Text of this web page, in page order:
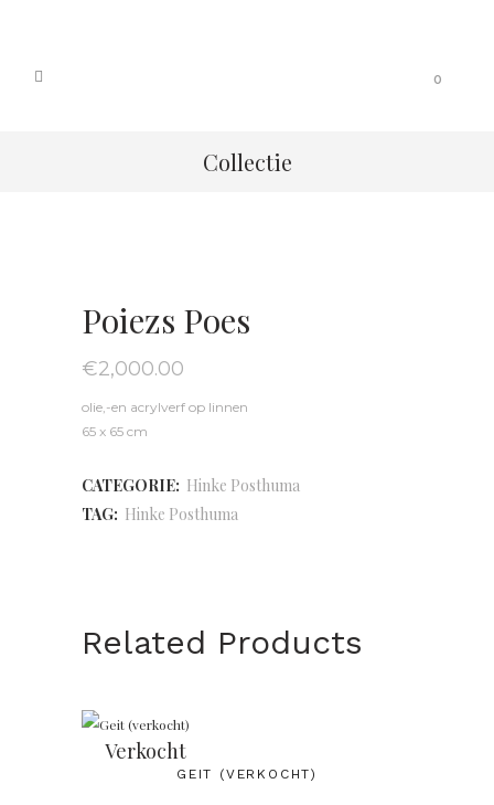
0
Collectie
Poiezs Poes
€2,000.00
olie,-en acrylverf op linnen
65 x 65 cm
CATEGORIE: Hinke Posthuma
TAG: Hinke Posthuma
Related Products
Verkocht
GEIT (VERKOCHT)